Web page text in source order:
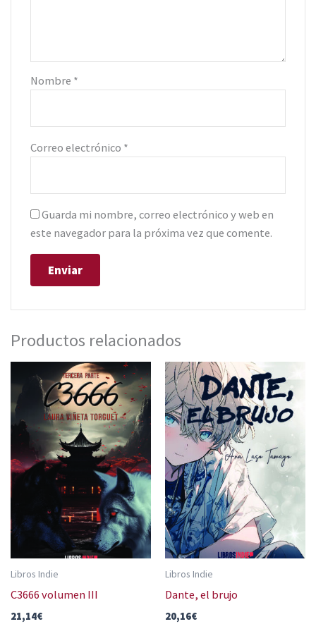
Nombre *
Correo electrónico *
Guarda mi nombre, correo electrónico y web en
este navegador para la próxima vez que comente.
Productos relacionados
Libros Indie
C3666 volumen III
21,14€
Libros Indie
Dante, el brujo
20,16€